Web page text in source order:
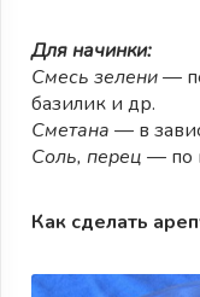
Для начинки:
Смесь зелени—
базилик и др.
Сметана — в
Соль, перец — по
Как сделать